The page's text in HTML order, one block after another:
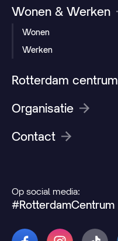
Wonen & Werken
Wonen
Werken
Rotterdam centrum
Organisatie
Contact
Op social media:
#RotterdamCentrum